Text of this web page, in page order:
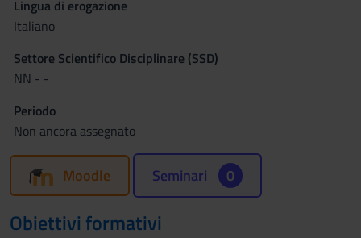
Lingua di erogazione
Italiano
Settore Scientifico Disciplinare (SSD)
NN - -
Periodo
Non ancora assegnato
Moodle Seminari 0
Obiettivi formativi